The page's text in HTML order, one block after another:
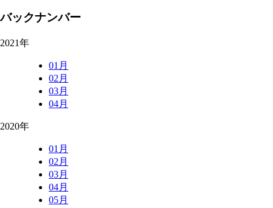
バックナンバー
2021年
01月
02月
03月
04月
2020年
01月
02月
03月
04月
05月